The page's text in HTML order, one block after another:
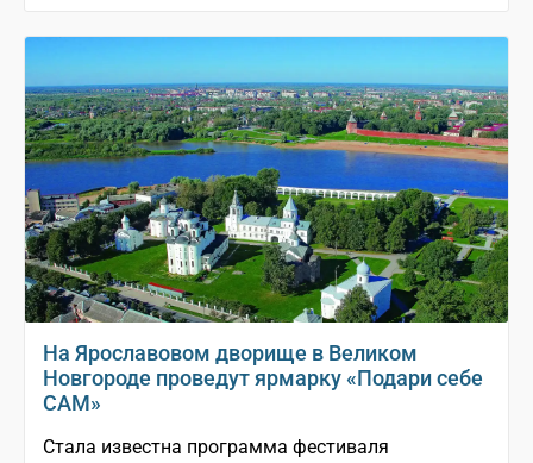
На Ярославовом дворище в Великом
Новгороде проведут ярмарку «Подари себе
САМ»
Стала известна программа фестиваля